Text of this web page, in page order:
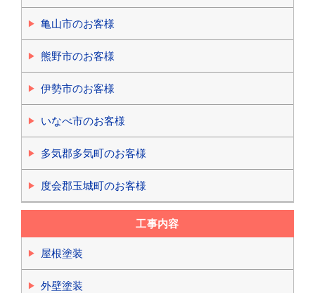
亀山市のお客様
熊野市のお客様
伊勢市のお客様
いなべ市のお客様
多気郡多気町のお客様
度会郡玉城町のお客様
工事内容
屋根塗装
外壁塗装